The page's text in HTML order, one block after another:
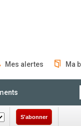
Mes alertes Ma
S'abonner